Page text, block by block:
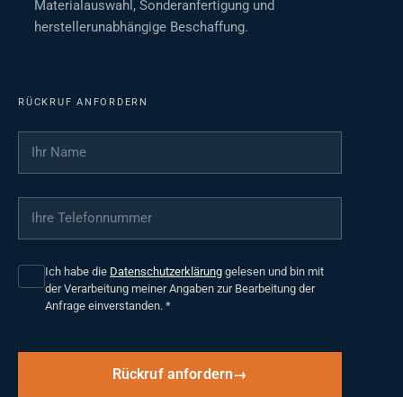
Materialauswahl, Sonderanfertigung und
herstellerunabhängige Beschaffung.
RÜCKRUF ANFORDERN
Ihr Name
Ihre Telefonnummer
Ich habe die Datenschutzerklärung gelesen und bin mit
der Verarbeitung meiner Angaben zur Bearbeitung der
Anfrage einverstanden. *
Rückruf anfordern